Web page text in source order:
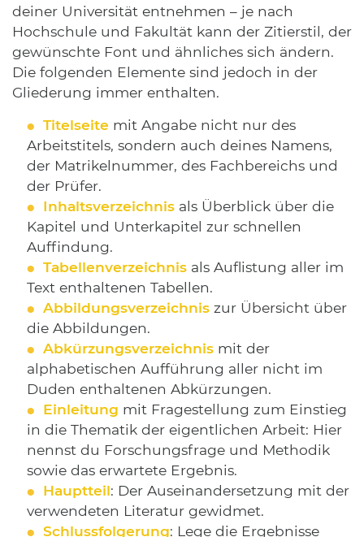
deiner Universität entnehmen – je nach
Hochschule und Fakultät kann der Zitierstil, der
gewünschte Font und ähnliches sich ändern.
Die folgenden Elemente sind jedoch in der
Gliederung immer enthalten.
Titelseite mit Angabe nicht nur des
Arbeitstitels, sondern auch deines Namens,
der Matrikelnummer, des Fachbereichs und
der Prüfer.
Inhaltsverzeichnis als Überblick über die
Kapitel und Unterkapitel zur schnellen
Auffindung.
Tabellenverzeichnis als Auflistung aller im
Text enthaltenen Tabellen.
Abbildungsverzeichnis zur Übersicht über
die Abbildungen.
Abkürzungsverzeichnis mit der
alphabetischen Aufführung aller nicht im
Duden enthaltenen Abkürzungen.
Einleitung mit Fragestellung zum Einstieg
in die Thematik der eigentlichen Arbeit: Hier
nennst du Forschungsfrage und Methodik
sowie das erwartete Ergebnis.
Hauptteil: Der Auseinandersetzung mit der
verwendeten Literatur gewidmet.
Schlussfolgerung: Lege die Ergebnisse